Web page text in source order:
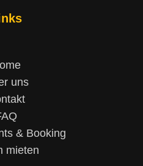
uns
& Booking
mieten